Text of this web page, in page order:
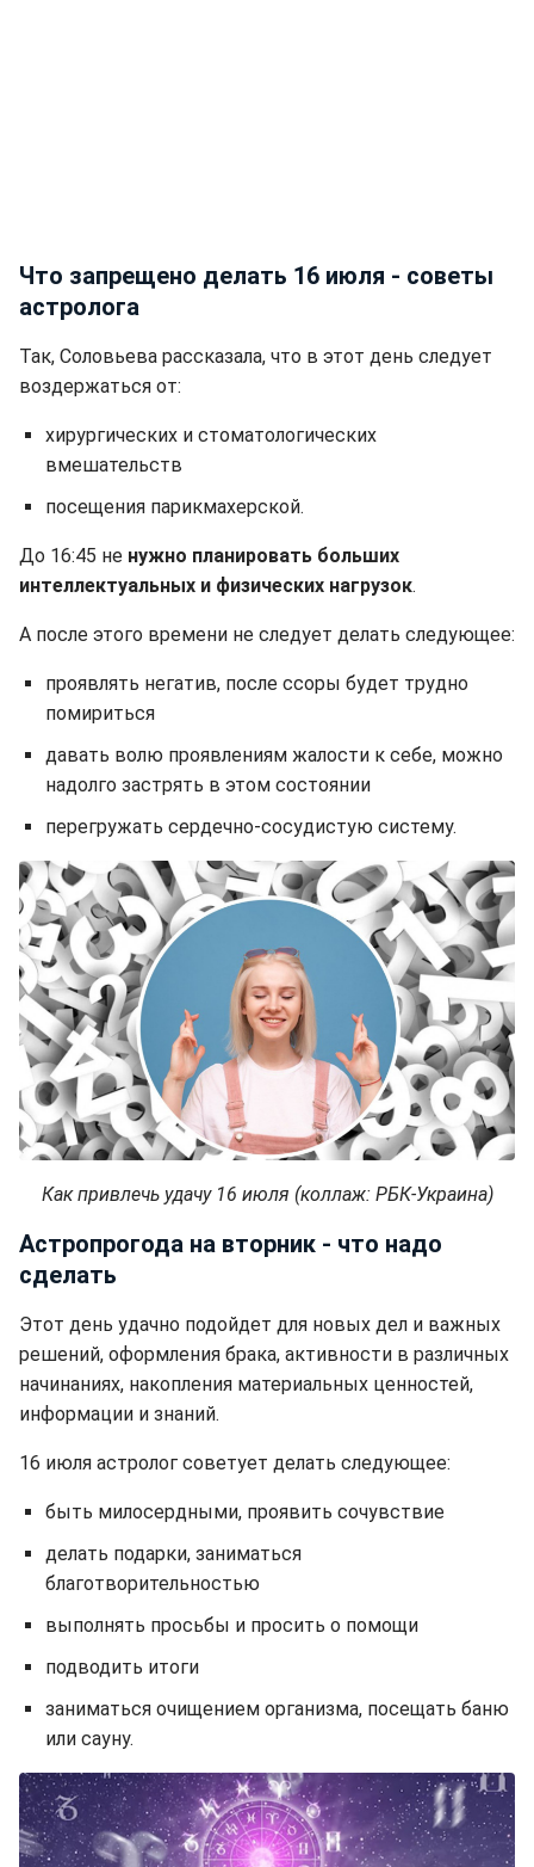
Что запрещено делать 16 июля - советы
астролога
Так, Соловьева рассказала, что в этот день следует
воздержаться от:
хирургических и стоматологических
вмешательств
посещения парикмахерской.
До 16:45 не нужно планировать больших
интеллектуальных и физических нагрузок.
А после этого времени не следует делать следующее:
проявлять негатив, после ссоры будет трудно
помириться
давать волю проявлениям жалости к себе, можно
надолго застрять в этом состоянии
перегружать сердечно-сосудистую систему.
Как привлечь удачу 16 июля (коллаж: РБК-Украина)
Астропрогода на вторник - что надо
сделать
Этот день удачно подойдет для новых дел и важных
решений, оформления брака, активности в различных
начинаниях, накопления материальных ценностей,
информации и знаний.
16 июля астролог советует делать следующее:
быть милосердными, проявить сочувствие
делать подарки, заниматься
благотворительностью
выполнять просьбы и просить о помощи
подводить итоги
заниматься очищением организма, посещать баню
или сауну.